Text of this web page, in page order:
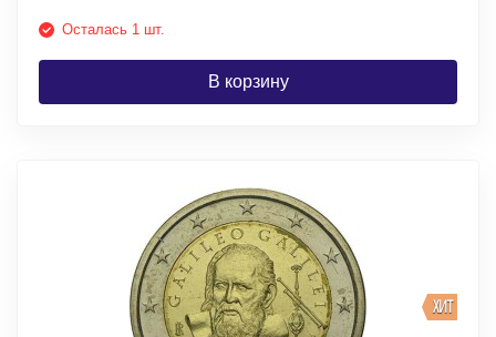
Осталась 1 шт.
В корзину
ХИТ